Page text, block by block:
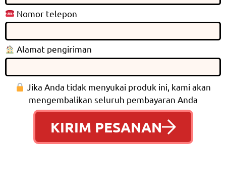
Nomor telepon
Alamat pengiriman
Jika Anda tidak menyukai produk ini, kami akan
mengembalikan seluruh pembayaran Anda
KIRIM PESANAN